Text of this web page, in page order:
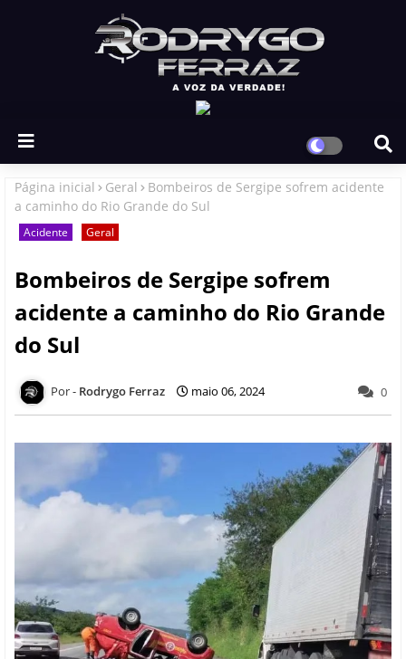
Página inicial Geral
Bombeiros de Sergipe sofrem acidente
a caminho do Rio Grande do Sul
Acidente Geral
Bombeiros de Sergipe sofrem
acidente a caminho do Rio Grande
do Sul
Rodrygo Ferraz maio 06, 2024 0